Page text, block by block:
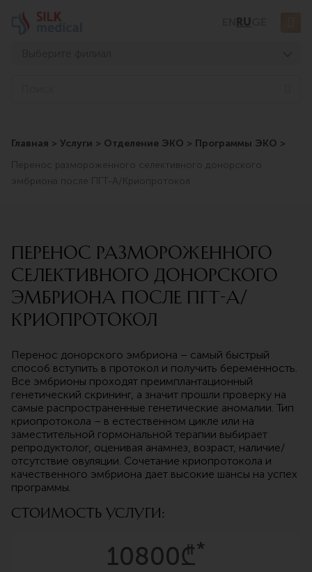
Тбилиси, Мосашвили
Батуми, Асатиани
RU
Главная > Услуги > Отделение ЭКО > Программы ЭКО >
Перенос размороженного селективного донорского
эмбриона после ПГТ-А/Криопротокол
Перенос размороженного
селективного донорского
эмбриона после ПГТ-А/
Криопротокол
Перенос донорского эмбриона – самый быстрый
способ вступить в протокол и получить беременность.
Все эмбрионы проходят преимплантационный
генетический скрининг, а значит прошли проверку на
самые распространенные генетические аномалии. Тип
криопротокола – в естественном цикле или на
заместительной гормональной терапии выбирает
репродуктолог, оценивая анамнез, возраст, наличие/
отсутствие овуляции. Сочетание криопротокола и
качественного эмбриона дает высокие шансы на успех
программы.
Стоимость услуги:
10800₾*